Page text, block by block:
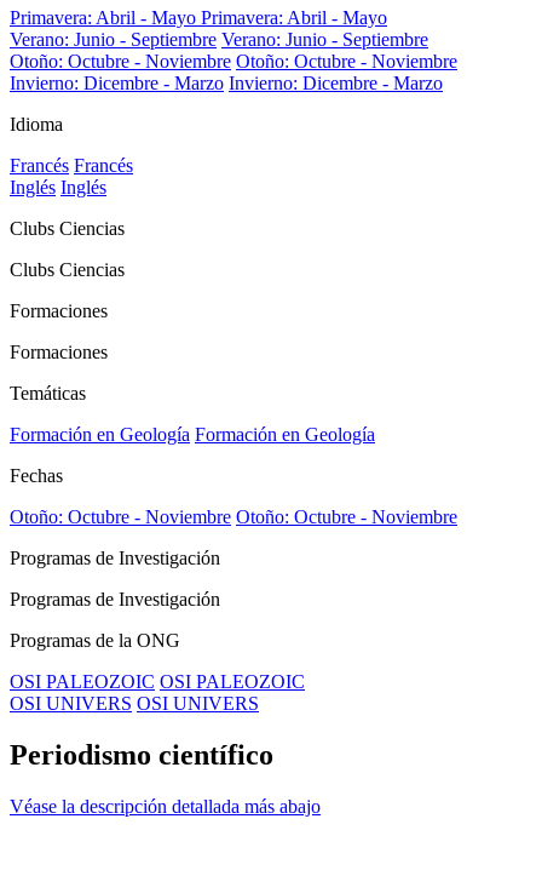
Primavera: Abril - Mayo Primavera: Abril - Mayo
Verano: Junio - Septiembre Verano: Junio - Septiembre
Otoño: Octubre - Noviembre Otoño: Octubre - Noviembre
Invierno: Dicembre - Marzo Invierno: Dicembre - Marzo
Idioma
Francés Francés
Inglés Inglés
Clubs Ciencias
Clubs Ciencias
Formaciones
Formaciones
Temáticas
Formación en Geología Formación en Geología
Fechas
Otoño: Octubre - Noviembre Otoño: Octubre - Noviembre
Programas de Investigación
Programas de Investigación
Programas de la ONG
OSI PALEOZOIC OSI PALEOZOIC
OSI UNIVERS OSI UNIVERS
Periodismo científico
Véase la descripción detallada más abajo